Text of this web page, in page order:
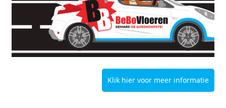
Klik hier voor meer informatie